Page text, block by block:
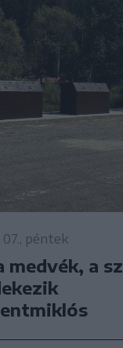
07., péntek
medvék, a